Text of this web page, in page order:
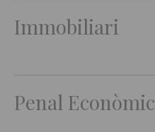
Immobiliari
Penal Econòmic